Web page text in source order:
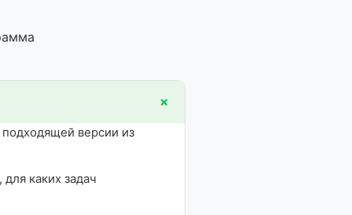
+
подходящей версии из
каких задач